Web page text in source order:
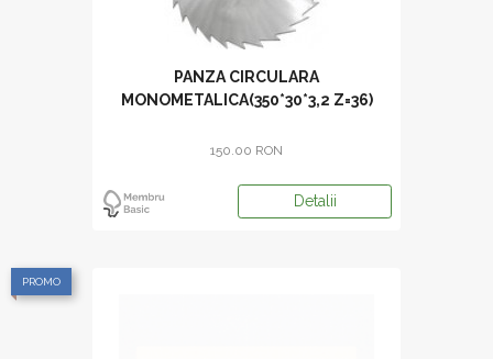
PANZA CIRCULARA
MONOMETALICA(350*30*3,2 Z=36)
150.00 RON
Detalii
PROMO